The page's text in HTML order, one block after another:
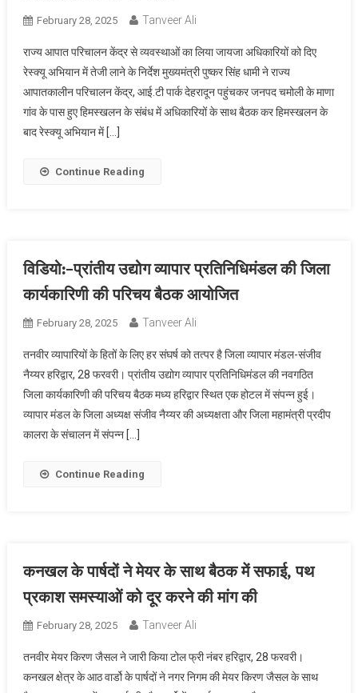
February 28, 2025 Tanveer Ali
राज्य आपात परिचालन केंद्र से व्यवस्थाओं का लिया जायजा अधिकारियों को दिए
रेस्क्यू अभियान में तेजी लाने के निर्देश मुख्यमंत्री पुष्कर सिंह धामी ने राज्य
आपातकालीन परिचालन केंद्र, आई.टी पार्क देहरादून पहुंचकर जनपद चमोली के माणा
गांव के पास हुए हिमस्खलन के संबंध में अधिकारियों के साथ बैठक कर हिमस्खलन के
बाद रेस्क्यू अभियान में […]
Continue Reading
विडियो:-प्रांतीय उद्योग व्यापार प्रतिनिधिमंडल की जिला
कार्यकारिणी की परिचय बैठक आयोजित
February 28, 2025 Tanveer Ali
तनवीर व्यापारियों के हितों के लिए हर संघर्ष को तत्पर है जिला व्यापार मंडल-संजीव
नैय्यर हरिद्वार, 28 फरवरी। प्रांतीय उद्योग व्यापार प्रतिनिधिमंडल की नवगठित
जिला कार्यकारिणी की परिचय बैठक मध्य हरिद्वार स्थित एक होटल में संपन्न हुई।
व्यापार मंडल के जिला अध्यक्ष संजीव नैय्यर की अध्यक्षता और जिला महामंत्री प्रदीप
कालरा के संचालन में संपन्न […]
Continue Reading
कनखल के पार्षदों ने मेयर के साथ बैठक में सफाई, पथ
प्रकाश समस्याओं को दूर करने की मांग की
February 28, 2025 Tanveer Ali
तनवीर मेयर किरण जैसल ने जारी किया टोल फ्री नंबर हरिद्वार, 28 फरवरी।
कनखल क्षेत्र के आठ वार्डो के पार्षदों ने नगर निगम की मेयर किरण जैसल के साथ